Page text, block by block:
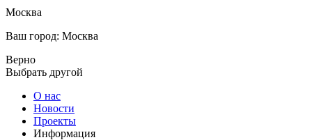
Москва
Ваш город: Москва
Верно
Выбрать другой
О нас
Новости
Проекты
Информация